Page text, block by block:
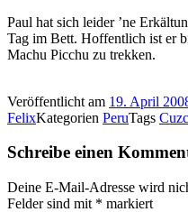
Paul hat sich leider ’ne
Tag im Bett. Hoffentlich ist er
Machu Picchu zu trekken.
Veröffentlicht am 19. April
FelixKategorien PeruTags
Schreibe einen
Deine E-Mail-Adresse wird
Felder sind mit * markiert